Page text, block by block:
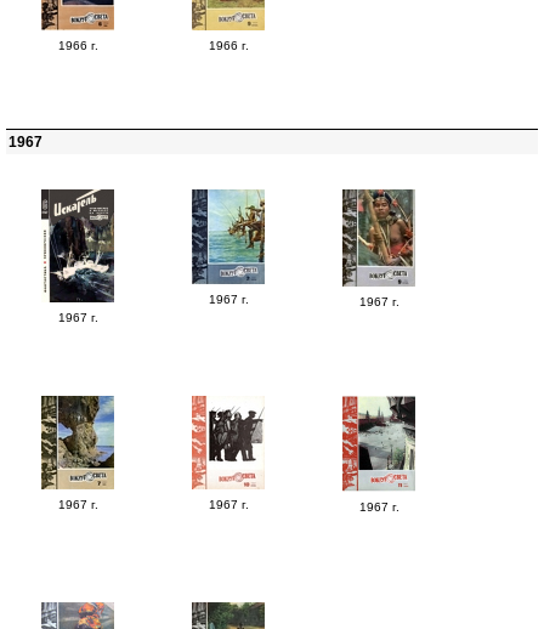
1966 г. 1966 г.
1967
1967 г.
1967 г. 1967 г.
1967 г. 1967 г. 1967 г.